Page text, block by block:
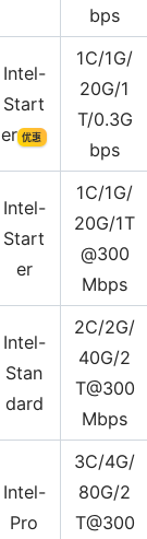
bps
Intel-
Start
er 优惠
1C/1G/
20G/1
T/0.3G
bps
Intel-
Start
er
1C/1G/
20G/1T
@300
Mbps
Intel-
Stan
dard
2C/2G/
40G/2
T@300
Mbps
Intel-
Pro
3C/4G/
80G/2
T@300